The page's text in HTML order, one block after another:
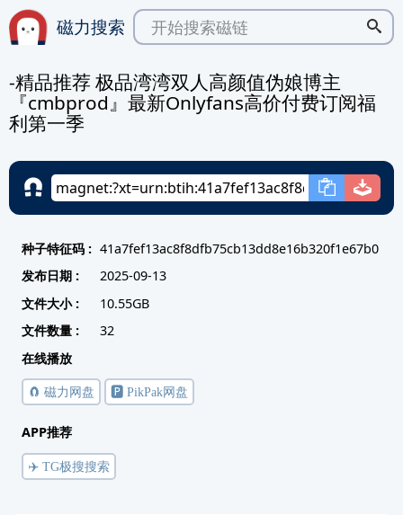
磁力搜索
-精品推荐 极品湾湾双人高颜值伪娘博主
『cmbprod』最新Onlyfans高价付费订阅福
利第一季
种子特征码 : 41a7fef13ac8f8dfb75cb13dd8e16b320f1e67b0
发布日期 :
2025-09-13
文件大小 :
10.55GB
文件数量 :
32
在线播放
🧲 磁力网盘 🅿️ PikPak网盘
APP推荐
✈️ TG极搜搜索